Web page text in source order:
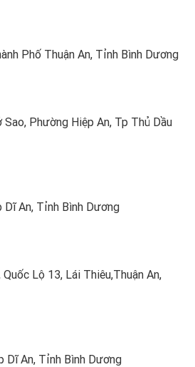
Phố Thuận An, Tỉnh Bình Dương
Phường Hiệp An, Tp Thủ Dầu
An, Tỉnh Bình Dương
Lộ 13, Lái Thiêu,Thuận An,
Dĩ An, Tỉnh Bình Dương